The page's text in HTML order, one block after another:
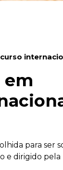
em
para ser
e dirigido